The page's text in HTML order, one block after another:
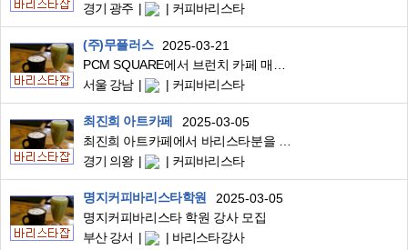
경기 광주
커피바리스타
(주)무플러스
2025-03-21
서울 강남
커피바리스타
최진희 아트카페
2025-03-05
경기 의왕
커피바리스타
명지커피바리스타학원
2025-03-05
명지커피바리스타 학원 강사 모집
부산 강서
바리스타강사